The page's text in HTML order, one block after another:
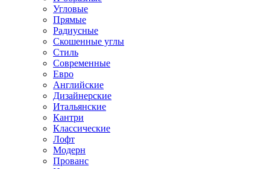
Угловые
Прямые
Радиусные
Скошенные углы
Стиль
Современные
Евро
Английские
Дизайнерские
Итальянские
Кантри
Классические
Лофт
Модерн
Прованс